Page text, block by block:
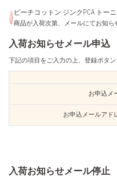
ピーチコットン ジンクPCA トー
商品が入荷次第、メールにてお知ら
入荷お知らせメール申込
下記の項目をご入力の上、登録ボタ
お申込メ
お申込メールアド
入荷お知らせメール停止